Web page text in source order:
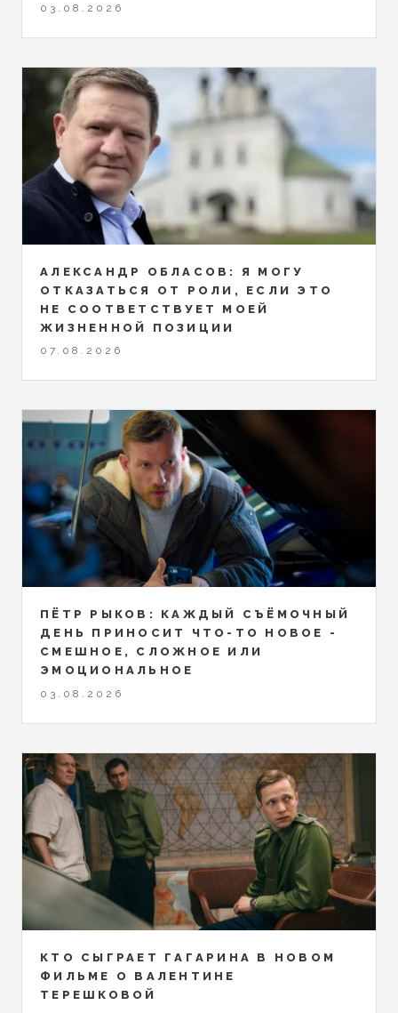
03.08.2026
АЛЕКСАНДР ОБЛАСОВ: Я МОГУ
ОТКАЗАТЬСЯ ОТ РОЛИ, ЕСЛИ ЭТО
НЕ СООТВЕТСТВУЕТ МОЕЙ
ЖИЗНЕННОЙ ПОЗИЦИИ
07.08.2026
ПЁТР РЫКОВ: КАЖДЫЙ СЪЁМОЧНЫЙ
ДЕНЬ ПРИНОСИТ ЧТО-ТО НОВОЕ -
СМЕШНОЕ, СЛОЖНОЕ ИЛИ
ЭМОЦИОНАЛЬНОЕ
03.08.2026
КТО СЫГРАЕТ ГАГАРИНА В НОВОМ
ФИЛЬМЕ О ВАЛЕНТИНЕ
ТЕРЕШКОВОЙ